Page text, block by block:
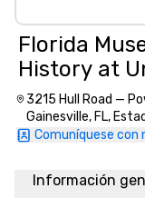
Florida
History at
Florida
3215 Hull Road —
Gainesville, FL,
Comuníquese con
Información